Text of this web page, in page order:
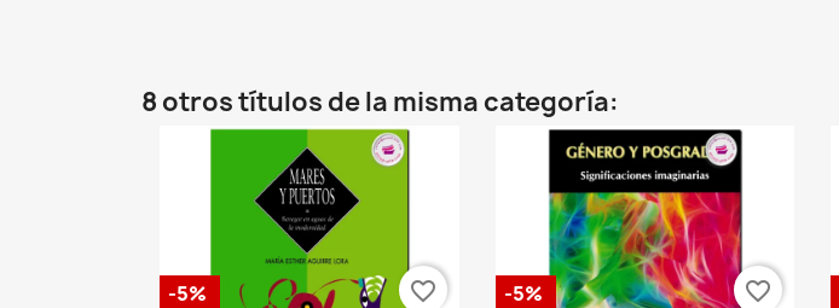
8 otros títulos de la misma categoría:
-5% favorite_border -5% favorite_border